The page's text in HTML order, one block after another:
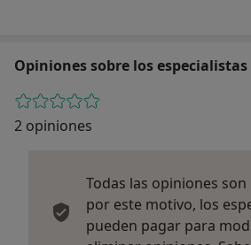
Opiniones sobre los especialistas
2 opiniones
Todas las opiniones
por este motivo, los
pueden pagar para